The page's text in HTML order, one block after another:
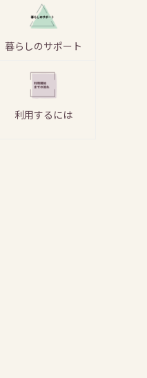
暮らしのサポート
利用するには